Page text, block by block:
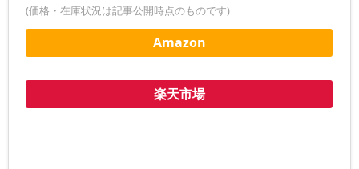
(価格・在庫状況は記事公開時点のものです)
Amazon
楽天市場